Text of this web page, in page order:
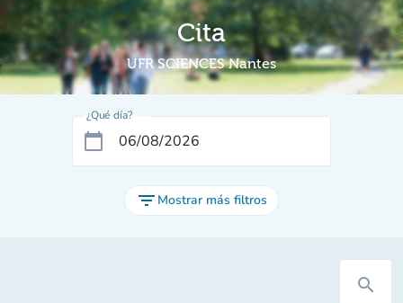
Cita
UFR SCIENCES Nantes
¿Qué día?
calendar_today
filter_list Mostrar más filtros
search